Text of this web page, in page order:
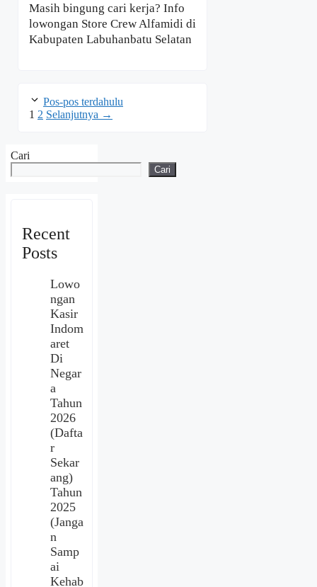
Masih bingung cari kerja? Info
lowongan Store Crew Alfamidi di
Kabupaten Labuhanbatu Selatan
Pos-pos terdahulu
Halaman
1 Halaman
2 Selanjutnya →
Cari
Cari
Recent
Posts
Lowo
ngan
Kasir
Indom
aret
Di
Negar
a
Tahun
2026
(Dafta
r
Sekar
ang)
Tahun
2025
(Janga
n
Samp
ai
Kehab